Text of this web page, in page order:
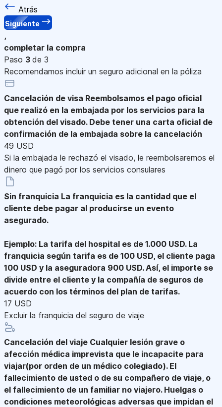
Atrás
Siguiente
,
completar la compra
Paso 3 de 3
Recomendamos incluir un seguro adicional en la póliza
Cancelación de visa Reembolsamos el pago oficial
que realizó en la embajada por los servicios para la
obtención del visado. Debe tener una carta oficial de
confirmación de la embajada sobre la cancelación
49 USD
Si la embajada le rechazó el visado, le reembolsaremos el
dinero que pagó por los servicios consulares
Sin franquicia La franquicia es la cantidad que el
cliente debe pagar al producirse un evento
asegurado.
Ejemplo: La tarifa del hospital es de 1.000 USD. La
franquicia según tarifa es de 100 USD, el cliente paga
100 USD y la aseguradora 900 USD. Así, el importe se
divide entre el cliente y la compañía de seguros de
acuerdo con los términos del plan de tarifas.
17 USD
Excluir la franquicia del seguro de viaje
Cancelación del viaje Cualquier lesión grave o
afección médica imprevista que le incapacite para
viajar(por orden de un médico colegiado). El
fallecimiento de usted o de su compañero de viaje, o
el fallecimiento de un familiar no viajero. Huelgas o
condiciones meteorológicas adversas que impidan el